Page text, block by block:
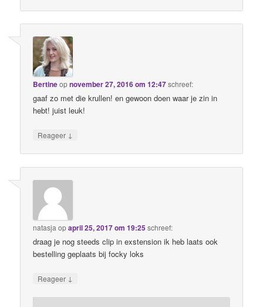
Bertineopnovember 27, 2016 om 12:47schreef:
gaaf zo met die krullen! en gewoon doen waar je zin in
hebt! juist leuk!
Reageer ↓
natasja opapril 25, 2017 om 19:25 schreef:
draag je nog steeds clip in exstension ik heb laats ook
bestelling geplaats bij focky loks
Reageer ↓